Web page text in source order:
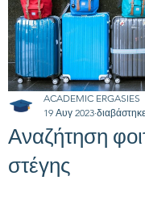
Αναζήτηση
στέγης
ACADEMIC ERGASIES
19 Αυγ 2023